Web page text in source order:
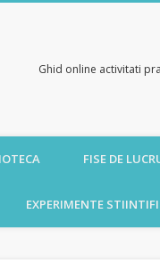
Ghid online activitati
FISE DE
EXPERIMENTE